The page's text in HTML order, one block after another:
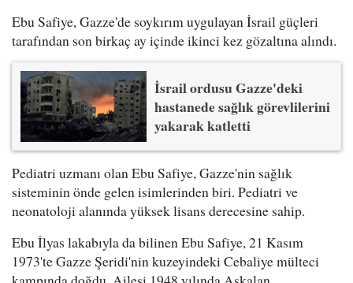
Ebu Safiye, Gazze'de soykırım uygulayan İsrail güçleri
tarafından son birkaç ay içinde ikinci kez gözaltına alındı.
İsrail ordusu Gazze'deki
hastanede sağlık görevlilerini
yakarak katletti
Pediatri uzmanı olan Ebu Safiye, Gazze'nin sağlık
sisteminin önde gelen isimlerinden biri. Pediatri ve
neonatoloji alanında yüksek lisans derecesine sahip.
Ebu İlyas lakabıyla da bilinen Ebu Safiye, 21 Kasım
1973'te Gazze Şeridi'nin kuzeyindeki Cebaliye mülteci